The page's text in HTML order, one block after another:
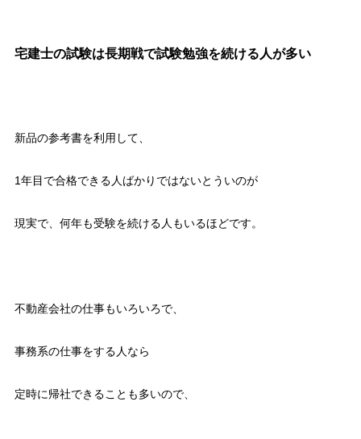
宅建士の試験は長期戦で試験勉強を続ける人が多い
新品の参考書を利用して、
1年目で合格できる人ばかりではないとういのが
現実で、何年も受験を続ける人もいるほどです。
不動産会社の仕事もいろいろで、
事務系の仕事をする人なら
定時に帰社できることも多いので、